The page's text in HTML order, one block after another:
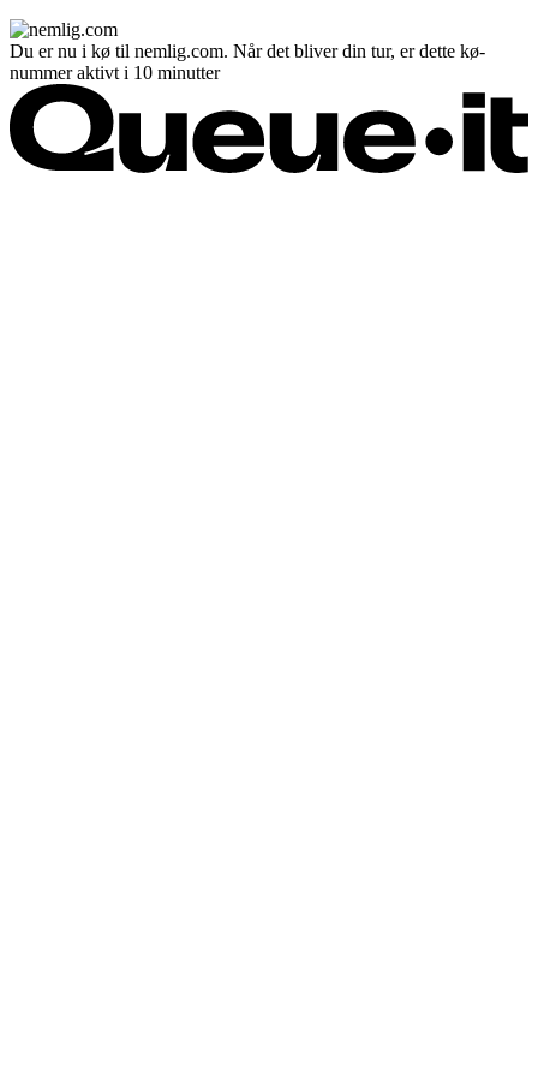
Du er nu i kø til nemlig.com. Når det bliver din tur, er dette kø-
nummer aktivt i 10 minutter